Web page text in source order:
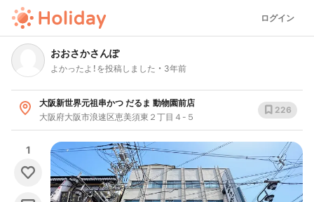
ログイン
おおさかさんぽ
よかったよ！を投稿しました 3年前
大阪新世界元祖串かつ だるま 動物園前店
大阪府大阪市浪速区恵美須東２丁目４-５
226
1